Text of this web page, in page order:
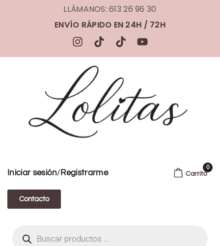
LLÁMANOS: 613 26 96 30
ENVÍO RÁPIDO EN 24H / 72H
Iniciar sesión/ Registrarme
Contacto
Carrito
0